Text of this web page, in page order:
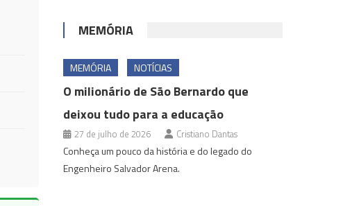
MEMÓRIA
MEMÓRIA NOTÍCIAS
O milionário de São Bernardo que
deixou tudo para a educação
27 de julho de 2026 Cristiano Dantas
Conheça um pouco da história e do legado do
Engenheiro Salvador Arena.